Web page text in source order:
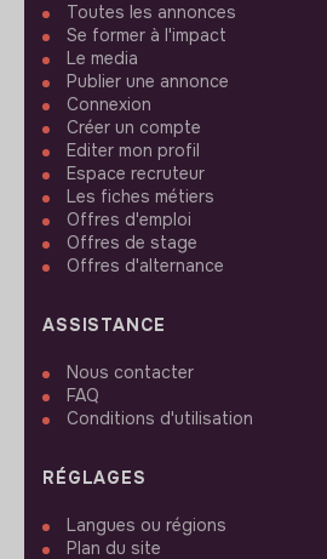
Toutes les annonces
Se former à l'impact
Le media
Publier une annonce
Connexion
Créer un compte
Editer mon profil
Espace recruteur
Les fiches métiers
Offres d'emploi
Offres de stage
Offres d'alternance
ASSISTANCE
Nous contacter
FAQ
Conditions d'utilisation
RÉGLAGES
Langues ou régions
Plan du site